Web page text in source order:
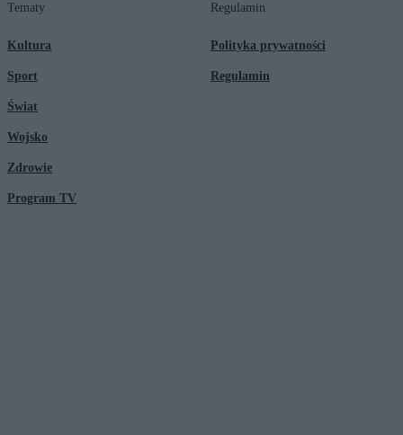
Tematy
Kultura
Sport
Świat
Wojsko
Zdrowie
Program TV
Regulamin
Polityka prywatności
Regulamin